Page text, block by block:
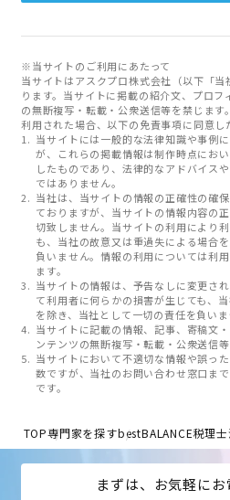
※当サイトのご利用にあたって
当サイトはアスクプロ株式会社（以下「
ります。当サイトに掲載の紹介文、プロフ
の無断複写・転載・公衆送信等を禁じま
利用された場合、以下の免責事項に同意し
当サイトには一般的な法律知識や事例
が、これらの掲載情報は制作時点にお
したものであり、法律的なアドバイス
ではありません。
当社は、当サイトの情報の正確性の確
ておりますが、当サイトの情報内容の
切致しません。当サイトの利用により
も、当社の故意又は重過失による場合
負いません。情報の利用については利
ます。
当サイトの情報は、予告なしに変更さ
て利用者に何らかの損害が生じても、
を除き、当社として一切の責任を負いま
当サイトに記載の情報、記事、寄稿文
ンテンツの無断複写・転載・公衆送信等
当サイトにおいて不適切な情報や誤っ
数ですが、当社のお問い合わせ窓口ま
です。
TOP専門家を探すbestBALANCE税理士
まずは、お気軽に